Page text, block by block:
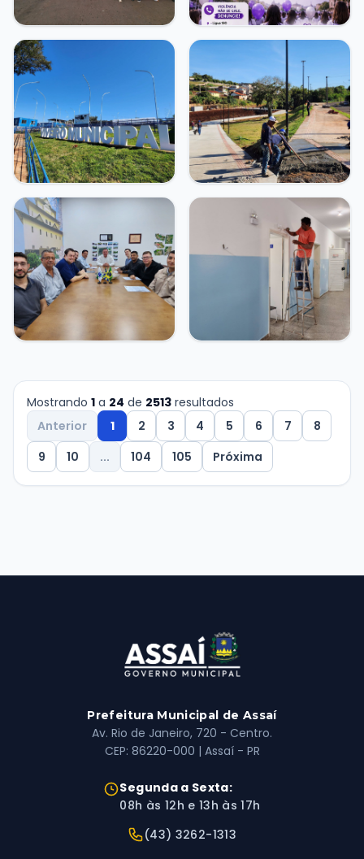
Mostrando 1 a 24 de 2513 resultados
Anterior
1 2 3 4 5 6 7
8
9
10 ... 104 105 Próxima
Prefeitura Municipal de Assaí
Av. Rio de Janeiro, 720 - Centro.
CEP: 86220-000 | Assaí - PR
Horário de Atendimento:
Segunda a Sexta:
08h às 12h e 13h às 17h
Telefone:
(43) 3262-1313